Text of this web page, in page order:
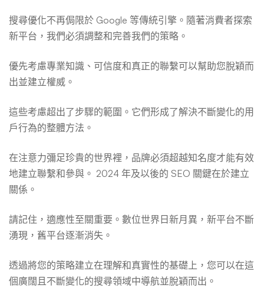
搜尋優化不再侷限於 Google 等傳統引擎。隨著消費者探索
新平台，我們必須調整和完善我們的策略。
優先考慮專業知識、可信度和真正的聯繫可以幫助您脫穎而
出並建立權威。
這些考慮超出了步驟的範圍。它們形成了解決不斷變化的用
戶行為的整體方法。
在注意力彌足珍貴的世界裡，品牌必須超越知名度才能有效
地建立聯繫和參與。 2024 年及以後的 SEO 關鍵在於建立
關係。
請記住，適應性至關重要。數位世界日新月異，新平台不斷
湧現，舊平台逐漸消失。
透過將您的策略建立在理解和真實性的基礎上，您可以在這
個廣闊且不斷變化的搜尋領域中導航並脫穎而出。